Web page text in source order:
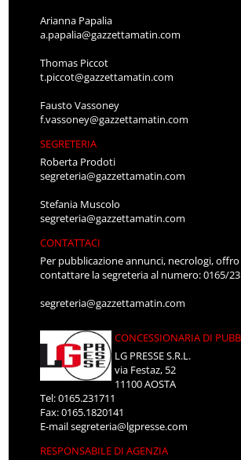
Arianna Papalia
a.papalia@gazzettamatin.com
Thomas Piccot
t.piccot@gazzettamatin.com
Fausto Vassoney
f.vassoney@gazzettamatin.com
SEGRETERIA
Roberta Prodoti
segreteria@gazzettamatin.com
Stefania Muscolo
segreteria@gazzettamatin.com
CONTATTACI
Per pubblicazione annunci, necrologi,
contattare la segreteria al numero: 0165/
segreteria@gazzettamatin.com
CONCESSIONARIA DI
LG PRESSE S.R.L.
via Festaz, 52
11100 AOSTA
Tel: 0165.231711
Fax: 0165.1820141
E-mailsegreteria@lgpresse.com
RESPONSABILE DI AGENZIA